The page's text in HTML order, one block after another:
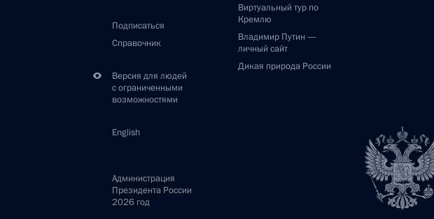
Подписаться
Справочник
Версия для людей
с ограниченными
возможностями
English
Виртуальный тур по
Кремлю
Владимир Путин —
личный сайт
Дикая природа России
Администрация
Президента России
2026 год